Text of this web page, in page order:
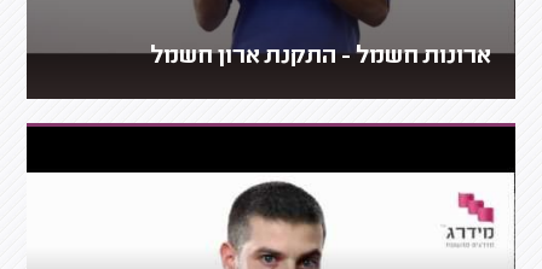
ארונות חשמל - התקנת ארון חשמל